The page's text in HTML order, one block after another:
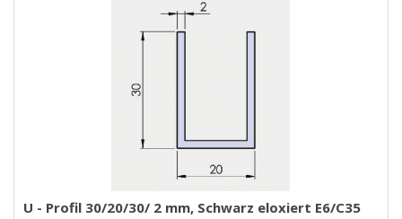
U - Profil 30/20/30/ 2 mm, Schwarz eloxiert E6/C35